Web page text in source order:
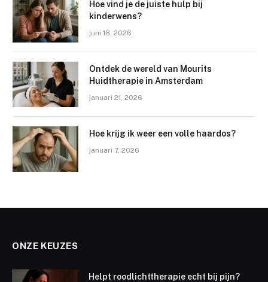
Hoe vind je de juiste hulp bij
kinderwens?
juni 18, 2026
Ontdek de wereld van Mourits
Huidtherapie in Amsterdam
januari 21, 2026
Hoe krijg ik weer een volle haardos?
januari 7, 2026
ONZE KEUZES
Helpt roodlichttherapie echt bij pijn?